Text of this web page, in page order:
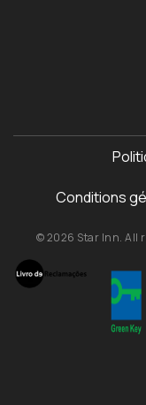
Conditions
© 2026 Star Inn. All